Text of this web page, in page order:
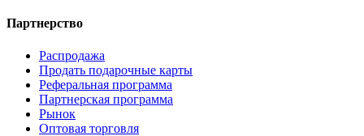
Партнерство
Распродажа
Продать подарочные карты
Реферальная программа
Партнерская программа
Рынок
Оптовая торговля